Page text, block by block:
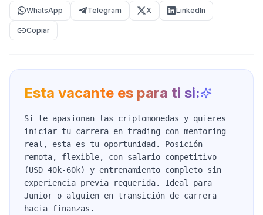
WhatsApp Telegram X LinkedIn
Copiar
Esta vacante es para ti si:
Si te apasionan las criptomonedas y quieres
iniciar tu carrera en trading con mentoring
real, esta es tu oportunidad. Posición
remota, flexible, con salario competitivo
(USD 40k-60k) y entrenamiento completo sin
experiencia previa requerida. Ideal para
Junior o alguien en transición de carrera
hacia finanzas.